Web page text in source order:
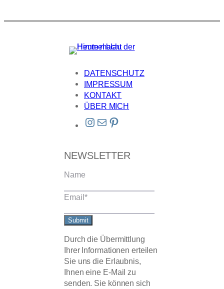
DATENSCHUTZ
IMPRESSUM
KONTAKT
ÜBER MICH
Instagram E-Mail Pinterest
NEWSLETTER
Name
Email*
Submit
Durch die Übermittlung
Ihrer Informationen erteilen
Sie uns die Erlaubnis,
Ihnen eine E-Mail zu
senden. Sie können sich